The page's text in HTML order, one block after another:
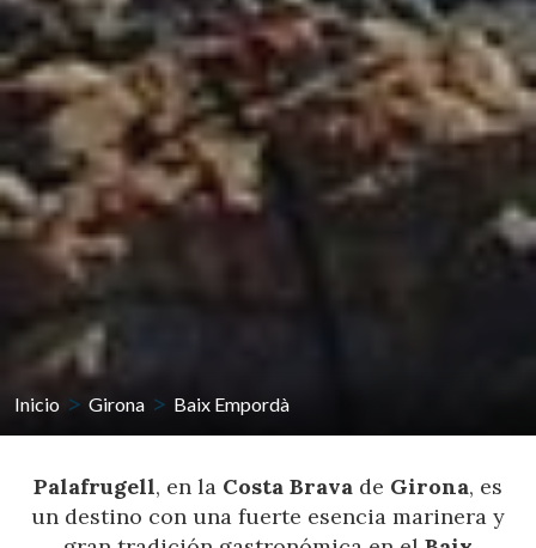
Inicio Girona Baix Empordà
Palafrugell, en la Costa Brava de Girona, es
un destino con una fuerte esencia marinera y